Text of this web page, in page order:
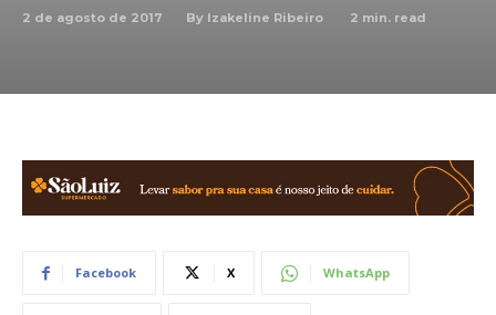
2 de agosto de 2017 By Izakeline Ribeiro 2 min. read
Facebook X WhatsApp